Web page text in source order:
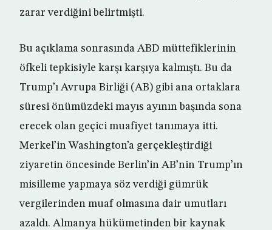
zarar verdiğini belirtmişti.
Bu açıklama sonrasında ABD müttefiklerinin
öfkeli tepkisiyle karşı karşıya kalmıştı. Bu da
Trump’ı Avrupa Birliği (AB) gibi ana ortaklara
süresi önümüzdeki mayıs ayının başında sona
erecek olan geçici muafiyet tanımaya itti.
Merkel’in Washington’a gerçekleştirdiği
ziyaretin öncesinde Berlin’in AB’nin Trump’ın
misilleme yapmaya söz verdiği gümrük
vergilerinden muaf olmasına dair umutları
azaldı. Almanya hükümetinden bir kaynak